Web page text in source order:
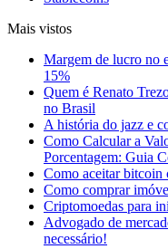
Mais vistos
Margem de lucro no
15%
Quem é Renato
no Brasil
A história do jazz e
Como Calcular a
Porcentagem: Guia
Como aceitar bitcoin
Como comprar
Criptomoedas para
Advogado de
necessário!